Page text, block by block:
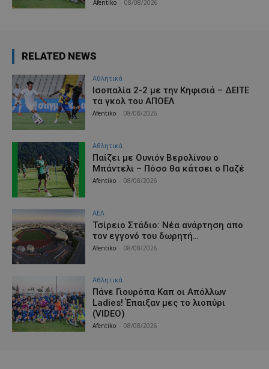
Afentiko 08/08/2026
RELATED NEWS
Αθλητικά
Iσοπαλία 2-2 με την Κηφισιά – ΔΕΙΤΕ
τα γκολ του ΑΠΟΕΛ
Afentiko 08/08/2026
Αθλητικά
Παίζει με Ουνιόν Βερολίνου ο
Μπάντελι – Πόσο θα κάτσει ο Παζέ
Afentiko 08/08/2026
ΑΕΛ
Τσίρειο Στάδιο: Νέα ανάρτηση απο
τον εγγονό του δωρητή…
Afentiko 08/08/2026
Αθλητικά
Πάνε Γιουρόπα Καπ oι Απόλλων
Ladies! Έπαιξαν μες το λιοπύρι
(VIDEO)
Afentiko 08/08/2026